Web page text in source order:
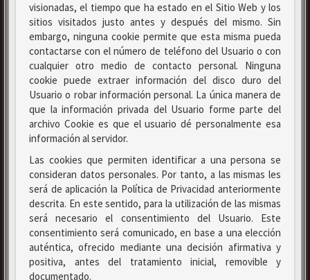
visionadas, el tiempo que ha estado en el Sitio Web y los
sitios visitados justo antes y después del mismo. Sin
embargo, ninguna cookie permite que esta misma pueda
contactarse con el número de teléfono del Usuario o con
cualquier otro medio de contacto personal. Ninguna
cookie puede extraer información del disco duro del
Usuario o robar información personal. La única manera de
que la información privada del Usuario forme parte del
archivo Cookie es que el usuario dé personalmente esa
información al servidor.
Las cookies que permiten identificar a una persona se
consideran datos personales. Por tanto, a las mismas les
será de aplicación la Política de Privacidad anteriormente
descrita. En este sentido, para la utilización de las mismas
será necesario el consentimiento del Usuario. Este
consentimiento será comunicado, en base a una elección
auténtica, ofrecido mediante una decisión afirmativa y
positiva, antes del tratamiento inicial, removible y
documentado.